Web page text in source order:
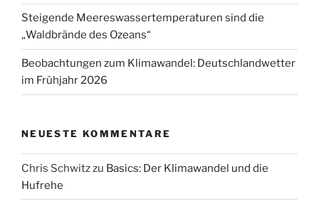
Steigende Meereswassertemperaturen sind die
„Waldbrände des Ozeans“
Beobachtungen zum Klimawandel: Deutschlandwetter
im Frühjahr 2026
NEUESTE KOMMENTARE
Chris Schwitzzu Basics: Der Klimawandel und die
Hufrehe